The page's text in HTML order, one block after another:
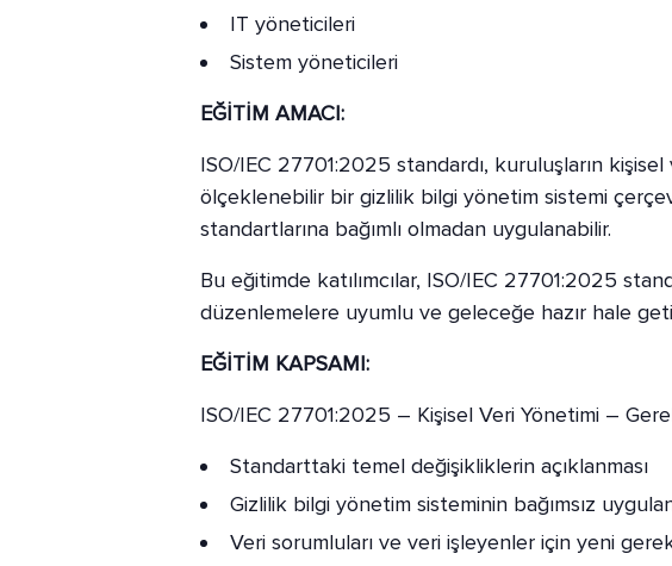
IT yöneticileri
Sistem yöneticileri
EĞİTİM AMACI:
ISO/IEC 27701:2025 standardı, kuruluşların
ölçeklenebilir bir gizlilik bilgi yönetim sistemi
standartlarına bağımlı olmadan uygulanabilir.
Bu eğitimde katılımcılar, ISO/IEC 27701:2025
düzenlemelere uyumlu ve geleceğe hazır hale
EĞİTİM KAPSAMI:
ISO/IEC 27701:2025 – Kişisel Veri Yönetimi –
Standarttaki temel değişikliklerin açıklanması
Gizlilik bilgi yönetim sisteminin bağımsız
Veri sorumluları ve veri işleyenler için yeni